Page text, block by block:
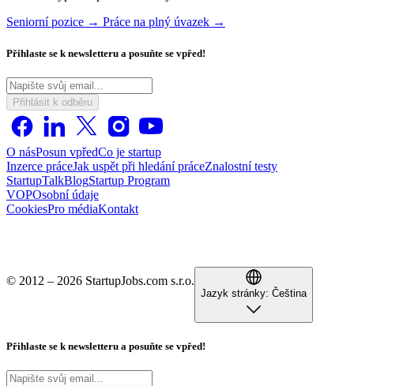
Seniorní pozice → Práce na plný úvazek →
Přihlaste se k newsletteru a posuňte se vpřed!
Přihlásit k odběru
O násPosun vpředCo je startup
Inzerce práceJak uspět při hledání práceZnalostní testy
StartupTalkBlogStartup Program
VOPOsobní údaje
CookiesPro médiaKontakt
© 2012 – 2026 StartupJobs.com s.r.o.
Jazyk stránky: Čeština
Přihlaste se k newsletteru a posuňte se vpřed!